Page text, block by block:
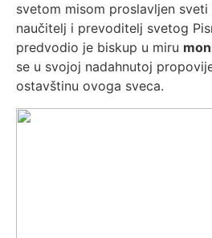
svetom misom proslavljen
naučitelj i prevoditelj svetog
predvodio je biskup u miru
se u svojoj nadahnutoj
ostavštinu ovoga sveca.